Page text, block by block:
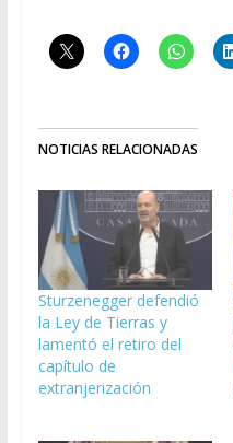
NOTICIAS RELACIONADAS
Sturzenegger defendió
la Ley de Tierras y
lamentó el retiro del
capítulo de
extranjerización